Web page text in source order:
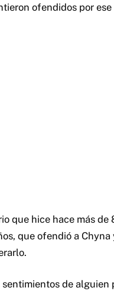
ofendidos por ese
que hice hace más de
que ofendió a Chyna
de alguien